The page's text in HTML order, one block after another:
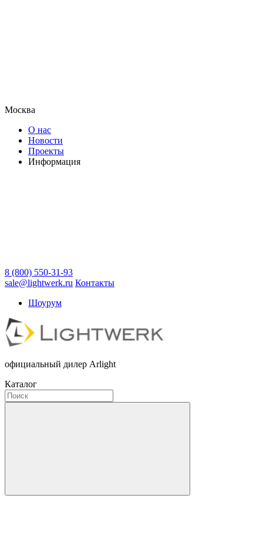
Москва
О нас
Новости
Проекты
Информация
8 (800) 550-31-93
sale@lightwerk.ru Контакты
Шоурум
официальный дилер Arlight
Каталог